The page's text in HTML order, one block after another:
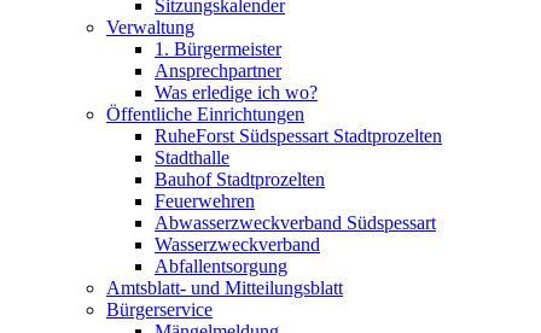
Sitzungskalender
Verwaltung
1. Bürgermeister
Ansprechpartner
Was erledige ich wo?
Öffentliche Einrichtungen
RuheForst Südspessart Stadtprozelten
Stadthalle
Bauhof Stadtprozelten
Feuerwehren
Abwasserzweckverband Südspessart
Wasserzweckverband
Abfallentsorgung
Amtsblatt- und Mitteilungsblatt
Bürgerservice